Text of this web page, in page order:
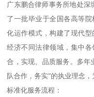
广东鹏合律师事务所地处深
了一批毕业于全国各高等
化运作模式，构建了现代
经济不同法律领域，集中
合，实现、品质服务。多年
队合作，务实”的执业理念
标准化服务流程：